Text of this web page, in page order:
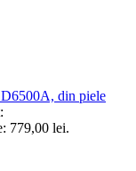
din piele
779,00 lei.